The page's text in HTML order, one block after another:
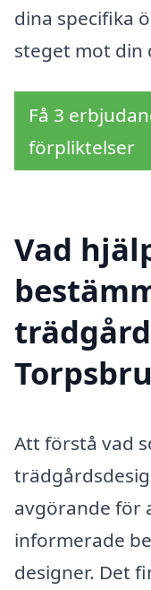
dina specifika
steget mot din
Få 3
förpliktelser
Vad
Att förstå vad
avgörande för
informerade
designer. Det